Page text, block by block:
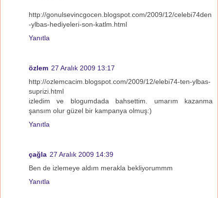
http://gonulsevincgocen.blogspot.com/2009/12/celebi74den
-ylbas-hediyeleri-son-katlm.html
Yanıtla
özlem 27 Aralık 2009 13:17
http://ozlemcacim.blogspot.com/2009/12/elebi74-ten-ylbas-
suprizi.html
izledim ve blogumdada bahsettim. umarım kazanma
şansım olur güzel bir kampanya olmuş:)
Yanıtla
çağla 27 Aralık 2009 14:39
Ben de izlemeye aldım merakla bekliyorummm
Yanıtla